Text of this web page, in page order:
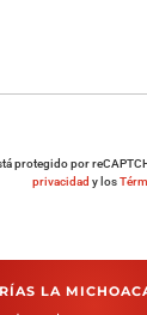
protegido por
privacidad y los
LA